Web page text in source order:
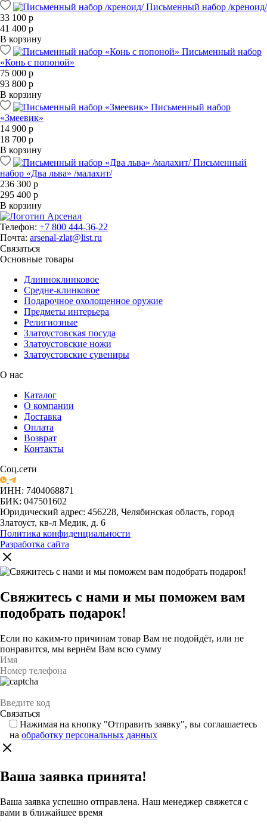
Письменный набор /креноид/
33 100 р
41 400 р
В корзину
Письменный набор
«Конь с попоной»
75 000 р
93 800 р
В корзину
Письменный набор
«Змеевик»
14 900 р
18 700 р
В корзину
Письменный
набор «Два льва» /малахит/
236 300 р
295 400 р
В корзину
Телефон: +7 800 444-36-22
Почта: arsenal-zlat@list.ru
Связаться
Основные товары
Длинноклинковое
Средне-клинковое
Подарочное охолощенное оружие
Предметы интерьера
Религиозные
Златоустовская посуда
Златоустовские ножи
Златоустовские сувениры
О нас
Каталог
О компании
Доставка
Оплата
Возврат
Контакты
Соц.сети
ИНН: 7404068871
БИК: 047501602
Юридический адрес: 456228, Челябинская область, город
Златоуст, кв-л Медик, д. 6
Политика конфиденциальности
Разработка сайта
Свяжитесь с нами и мы поможем вам
подобрать подарок!
Если по каким-то причинам товар Вам не подойдёт, или не
понравится, мы вернём Вам всю сумму
Нажимая на кнопку "Отправить заявку", вы соглашаетесь
на обработку персональных данных
Ваша заявка принята!
Ваша заявка успешно отправлена. Наш менеджер свяжется с
вами в ближайшее время
Каталог